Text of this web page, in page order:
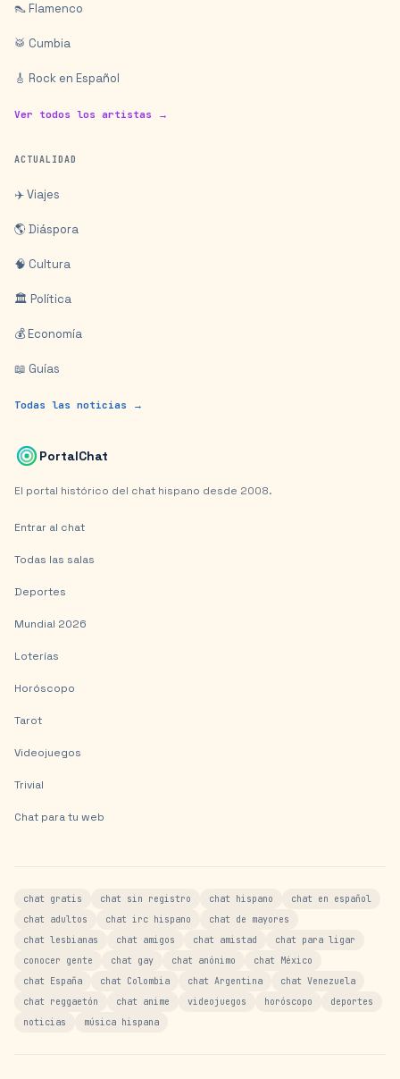
👠 Flamenco
🥁 Cumbia
🎸 Rock en Español
Ver todos los artistas →
ACTUALIDAD
✈️ Viajes
🌎 Diáspora
🧠 Cultura
🏛️ Política
💰 Economía
📖 Guías
Todas las noticias →
PortalChat
El portal histórico del chat hispano desde 2008.
Entrar al chat
Todas las salas
Deportes
Mundial 2026
Loterías
Horóscopo
Tarot
Videojuegos
Trivial
Chat para tu web
chat gratis chat sin registro chat hispano
chat en español
chat adultos
chat irc hispano
chat de mayores
chat lesbianas
chat amigos chat amistad
chat para ligar
conocer gente
chat gay chat anónimo
chat México
chat España
chat Colombia chat Argentina
chat Venezuela
chat reggaetón
chat anime videojuegos horóscopo
deportes
noticias
música hispana